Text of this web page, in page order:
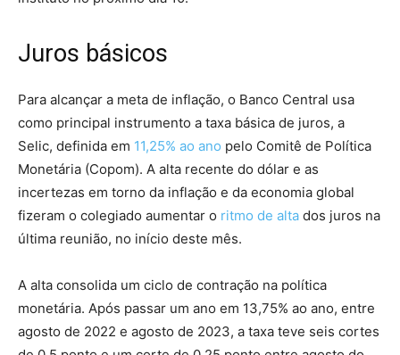
Juros básicos
Para alcançar a meta de inflação, o Banco Central usa
como principal instrumento a taxa básica de juros, a
Selic, definida em 11,25% ao ano pelo Comitê de Política
Monetária (Copom). A alta recente do dólar e as
incertezas em torno da inflação e da economia global
fizeram o colegiado aumentar o ritmo de alta dos juros na
última reunião, no início deste mês.
A alta consolida um ciclo de contração na política
monetária. Após passar um ano em 13,75% ao ano, entre
agosto de 2022 e agosto de 2023, a taxa teve seis cortes